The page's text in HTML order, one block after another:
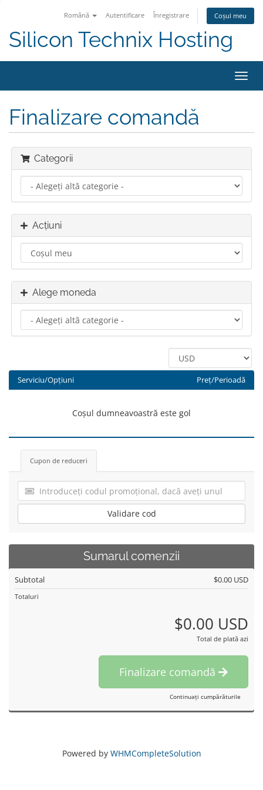
Română Autentificare Înregistrare Coșul meu
Silicon Technix Hosting
Finalizare comandă
Categorii
Acțiuni
Alege moneda
Serviciu/Opțiuni Preț/Perioadă
Coșul dumneavoastră este gol
Cupon de reduceri
Validare cod
Sumarul comenzii
Subtotal $0.00 USD
Totaluri
$0.00 USD
Total de plată azi
Finalizare comandă
Continuați cumpărăturile
Powered by WHMCompleteSolution